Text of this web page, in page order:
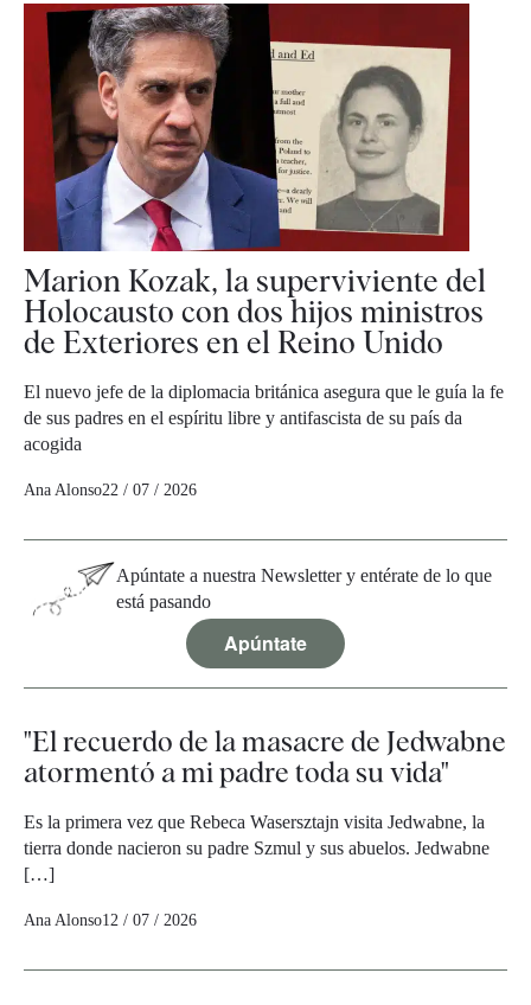
Marion Kozak, la superviviente del
Holocausto con dos hijos ministros
de Exteriores en el Reino Unido
El nuevo jefe de la diplomacia británica asegura que le guía la fe
de sus padres en el espíritu libre y antifascista de su país da
acogida
Ana Alonso22 / 07 / 2026
Apúntate a nuestra Newsletter y entérate de lo que
está pasando
Apúntate
"El recuerdo de la masacre de Jedwabne
atormentó a mi padre toda su vida"
Es la primera vez que Rebeca Wasersztajn visita Jedwabne, la
tierra donde nacieron su padre Szmul y sus abuelos. Jedwabne
[…]
Ana Alonso12 / 07 / 2026